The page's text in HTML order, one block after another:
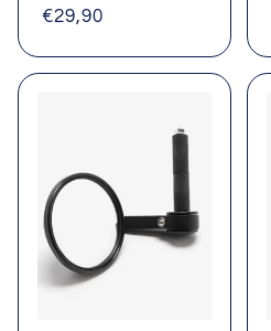
Normaler
€29,90